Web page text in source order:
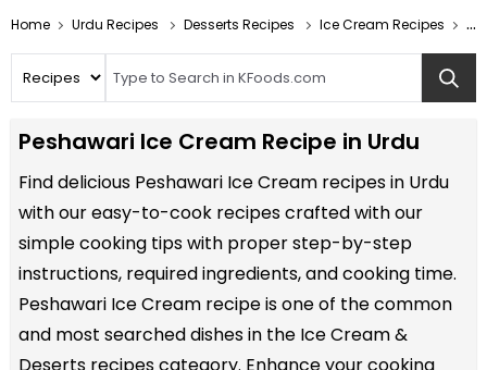
Home Urdu Recipes Desserts Recipes Ice Cream Recipes
Peshawari Ice Cream Recipe in Urdu
Find delicious Peshawari Ice Cream recipes in Urdu
with our easy-to-cook recipes crafted with our
simple cooking tips with proper step-by-step
instructions, required ingredients, and cooking time.
Peshawari Ice Cream recipe is one of the common
and most searched dishes in the Ice Cream &